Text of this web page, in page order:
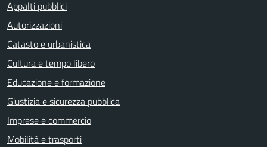
Appalti pubblici
Autorizzazioni
Catasto e urbanistica
Cultura e tempo libero
Educazione e formazione
Giustizia e sicurezza pubblica
Imprese e commercio
Mobilità e trasporti